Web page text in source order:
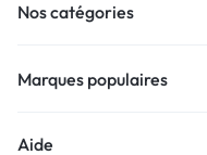
Nos catégories
Marques populaires
Aide